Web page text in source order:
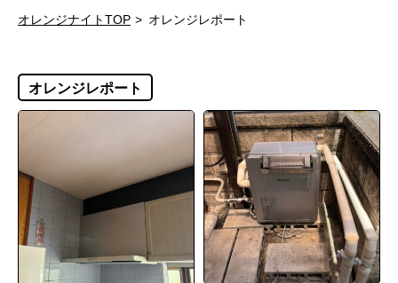
オレンジナイトTOP オレンジレポート
オレンジレポート